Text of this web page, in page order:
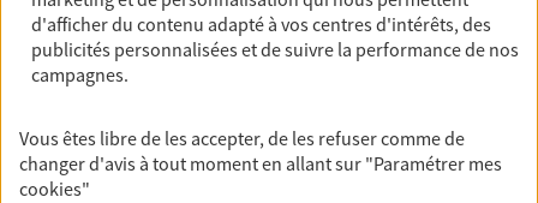
Multirisque Entreprise
Gagnez en simplicité et en sérénité avec votre
assurance multirisque entreprise. Un contrat
équipements et stocks… sans oublier votre
responsabilité civile.
d'afficher du contenu adapté à vos centres d'intérêts, des
publicités personnalisées et de suivre la performance de nos
campagnes.
Vous êtes libre de les accepter, de les refuser comme de
changer d'avis à tout moment en allant sur "Paramétrer mes
cookies"